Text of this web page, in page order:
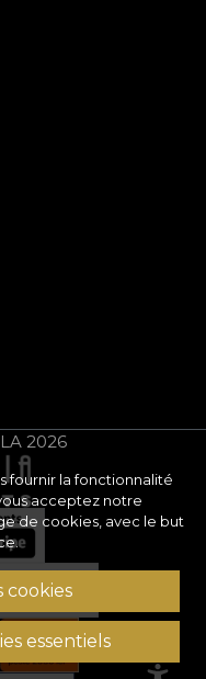
fournir la fonctionnalité
acceptez notre
de cookies, avec le but
cookies
essentiels
2026